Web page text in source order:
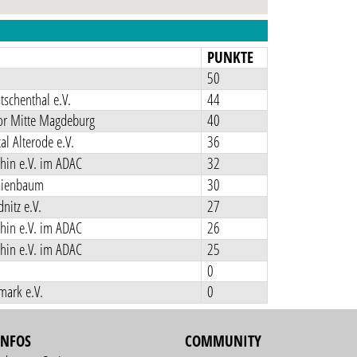
PUNKTE
50
e.V.
44
Mitte Magdeburg
40
Alterode e.V.
36
e.V. im ADAC
32
30
e.V.
27
e.V. im ADAC
26
e.V. im ADAC
25
0
e.V. 0
COMMUNITY